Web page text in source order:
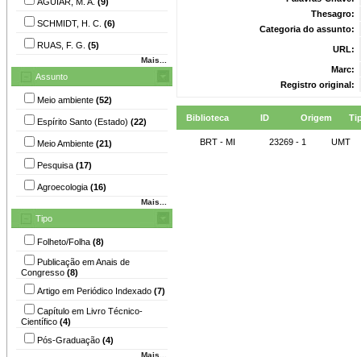
SCHMIDT, H. C. (6)
RUAS, F. G. (5)
Mais...
Assunto
Meio ambiente (52)
Espírito Santo (Estado) (22)
Meio Ambiente (21)
Pesquisa (17)
Agroecologia (16)
Mais...
Tipo
Folheto/Folha (8)
Publicação em Anais de
Congresso (8)
Artigo em Periódico Indexado (7)
Capítulo em Livro Técnico-
Científico (4)
Pós-Graduação (4)
Mais...
Thesagro:
Categoria do assunto:
URL:
Marc:
Registro original:
Biblioteca ID Origem
BRT - MI 23269 - 1 UMT